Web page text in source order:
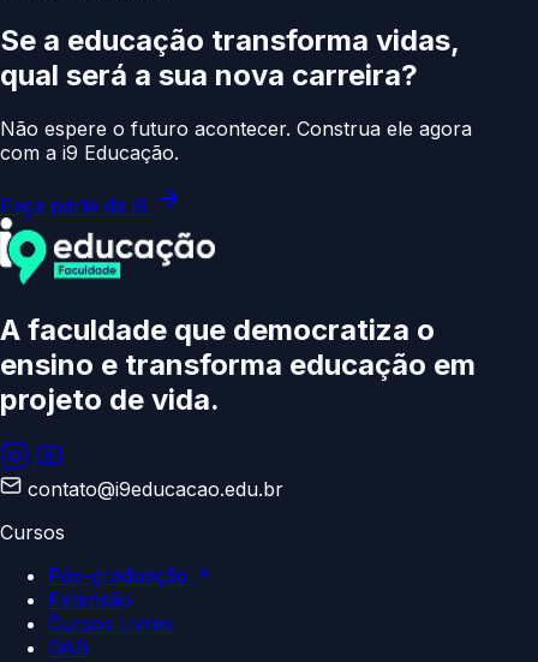
Se a educação transforma vidas,
qual será a sua nova carreira?
Não espere o futuro acontecer. Construa ele agora
com a i9 Educação.
Faça parte da i9
A faculdade que democratiza o
ensino e transforma educação em
projeto de vida.
contato@i9educacao.edu.br
Cursos
Pós-graduação
Extensão
Cursos Livres
OAB